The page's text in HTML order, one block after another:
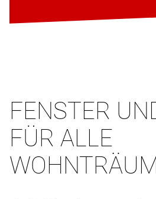
FENSTER
FÜR ALLE